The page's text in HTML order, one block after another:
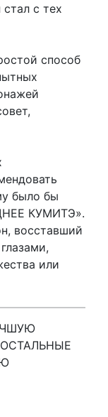
с тех
способ
было бы
КУМИТЭ».
восставший
или